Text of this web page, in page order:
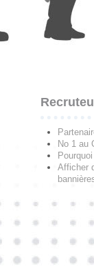
No 1 au
Afficher